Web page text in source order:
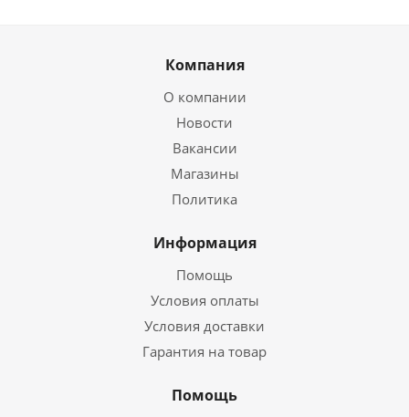
Компания
О компании
Новости
Вакансии
Магазины
Политика
Информация
Помощь
Условия оплаты
Условия доставки
Гарантия на товар
Помощь